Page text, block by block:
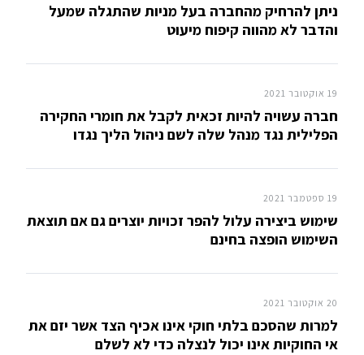
ניתן להרחיק מהחברה בעל מניות שהתגלה שמעל
והדבר לא מהווה קיפוח מיעוט
19 אוקטובר 2021
חברה עשויה להיות זכאית לקבל את חומרי החקירה
הפלילית נגד מנהל שלה לשם ניהול הליך נגדו
19 ספטמבר 2021
שימוש ביצירה עלול להפר זכויות יוצרים גם אם תוצאת
השימוש הופצה בחינם
20 אוקטובר 2021
למרות שהסכם בלתי חוקי אינו אכיף הצד אשר יזם את
אי החוקיות אינו יכול לנצלה כדי לא לשלם